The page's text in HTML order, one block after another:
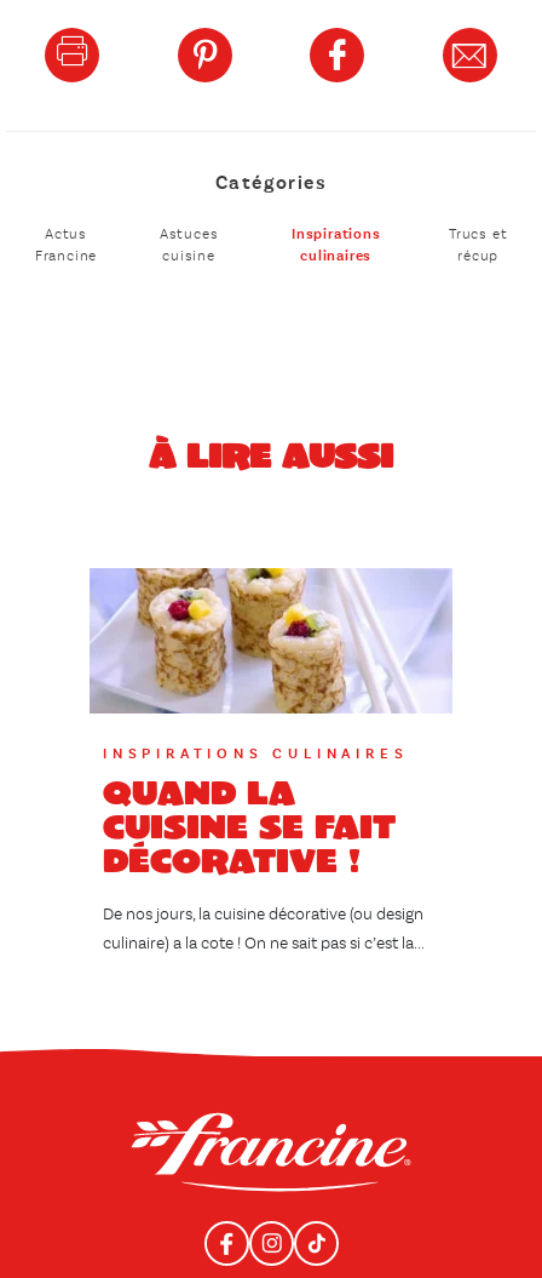
Catégories
Actus
Francine
Astuces
cuisine
Inspirations
culinaires
Trucs et
récup
À LIRE AUSSI
INSPIRATIONS CULINAIRES
Quand la
cuisine se fait
décorative !
De nos jours, la cuisine décorative (ou design
culinaire) a la cote ! On ne sait pas si c’est la...